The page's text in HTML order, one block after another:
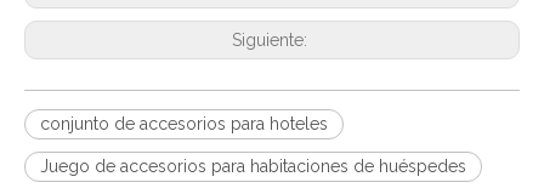
Siguiente:
conjunto de accesorios para hoteles
Juego de accesorios para habitaciones de huéspedes